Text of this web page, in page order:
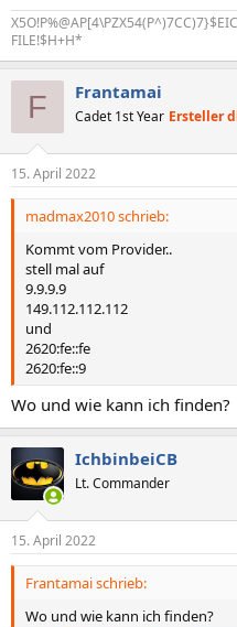
FILE!$H+H*
F Frantamai
Cadet 1st Year Ersteller
15. April 2022
madmax2010 schrieb:
Kommt vom Provider..
stell mal auf
9.9.9.9
149.112.112.112
und
2620:fe::fe
2620:fe::9
Wo und wie kann ich finden?
IchbinbeiCB
Lt. Commander
15. April 2022
Frantamai schrieb:
Wo und wie kann ich finden?